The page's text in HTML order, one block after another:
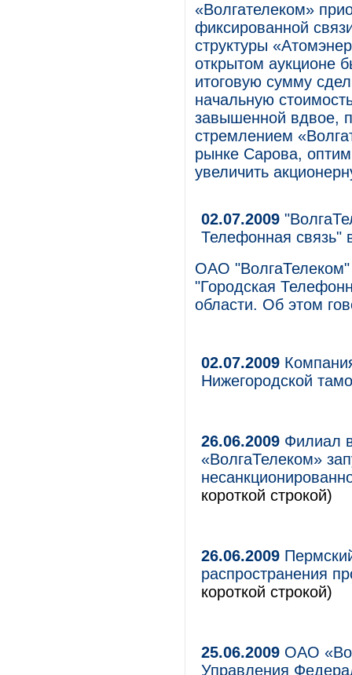
«Волгателеком»
фиксированной
структуры
открытом аукционе
итоговую сумму
начальную
завышенной вдвое,
стремлением
рынке Сарова,
увеличить
02.07.2009
Телефонная связь"
ОАО
"Городская
области. Об этом
02.07.2009
Нижегородской
26.06.2009 Филиал
«ВолгаТелеком»
короткой строкой)
26.06.2009
распространения
короткой строкой)
25.06.2009 ОАО
Управления